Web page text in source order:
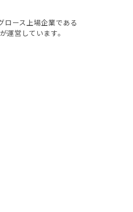
ロース上場企業である
営しています。